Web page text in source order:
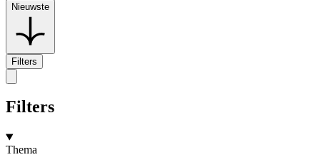
Nieuwste
Filters
Filters
Thema